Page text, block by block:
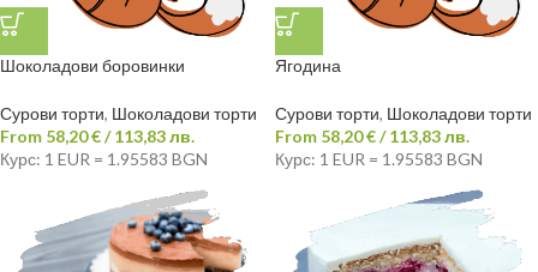
Шоколадови боровинки
Сурови торти, Шоколадови торти
From 58,20€/ 113,83 лв.
Курс: 1 EUR = 1.95583 BGN
Ягодина
Сурови торти, Шоколадови торти
From 58,20€/ 113,83 лв.
Курс: 1 EUR = 1.95583 BGN